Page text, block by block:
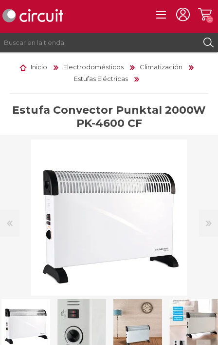
(0)
Inicio Electrodomésticos
Climatización
Estufas Eléctricas
Estufa Convector Punktal 2000W
PK-4600 CF